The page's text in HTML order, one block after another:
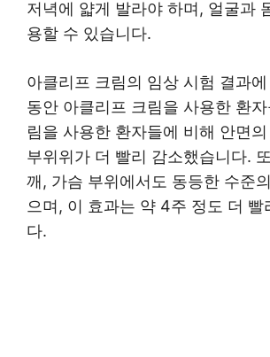
저녁에 얇게 발라야 하며, 얼굴과
용할 수 있습니다.
아클리프 크림의 임상 시험 결과
동안 아클리프 크림을 사용한 환
림을 사용한 환자들에 비해 안면
부위위가 더 빨리 감소했습니다.
깨, 가슴 부위에서도 동등한 수준
으며, 이 효과는 약 4주 정도 더 빨
다.